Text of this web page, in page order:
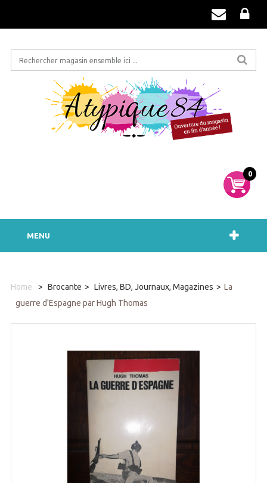
0
MENU
Home > Brocante > Livres, BD, Journaux, Magazines > La
guerre d'Espagne par Hugh Thomas